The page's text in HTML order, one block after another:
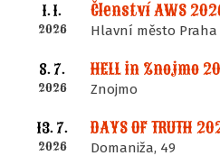
1. 1.
2026
Členství AWS
Hlavní město Praha
8. 7.
2026
HELL in Znojmo
Znojmo
13. 7.
2026
DAYS OF TRUTH
Domaniža, 49